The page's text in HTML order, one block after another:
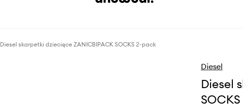
Diesel skarpetki dziecięce ZANICBIPACK SOCKS 2-pack
Diesel
Diesel